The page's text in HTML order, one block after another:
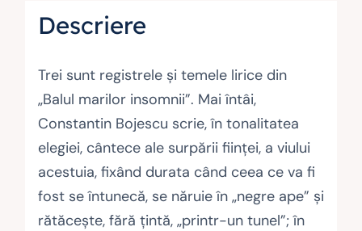
Descriere
Trei sunt registrele și temele lirice din
„Balul marilor insomnii”. Mai întâi,
Constantin Bojescu scrie, în tonalitatea
elegiei, cântece ale surpării ființei, a viului
acestuia, fixând durata când ceea ce va fi
fost se întunecă, se năruie în „negre ape” și
rătăcește, fără țintă, „printr-un tunel”; în